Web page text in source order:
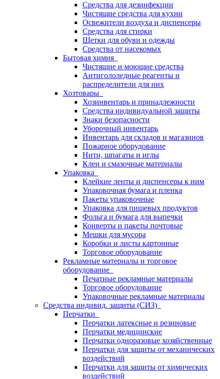
Средства для дезинфекции
Чистящие средства для кухни
Освежители воздуха и диспенсеры
Средства для стирки
Щетки для обуви и одежды
Средства от насекомых
Бытовая химия
Чистящие и моющие средства
Антигололедные реагенты и
распределители для них
Хозтовары
Хозинвентарь и принадлежности
Средства индивидуальной защиты
Знаки безопасности
Уборочный инвентарь
Инвентарь для складов и магазинов
Пожарное оборудование
Нити, шпагаты и иглы
Клеи и смазочные материалы
Упаковка
Клейкие ленты и диспенсеры к ним
Упаковочная бумага и пленка
Пакеты упаковочные
Упаковка для пищевых продуктов
Фольга и бумага для выпечки
Конверты и пакеты почтовые
Мешки для мусора
Коробки и листы картонные
Торговое оборудование
Рекламные материалы и торговое
оборудование
Печатные рекламные материалы
Торговое оборудование
Упаковочные рекламные материалы
Средства индивид. защиты (СИЗ)
Перчатки
Перчатки латексные и резиновые
Перчатки медицинские
Перчатки одноразовые хозяйственные
Перчатки для защиты от механических
воздействий
Перчатки для защиты от химических
воздействий